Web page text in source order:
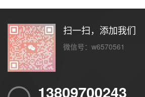
扫一扫，添加我们
微信号：w6570561
13809700243